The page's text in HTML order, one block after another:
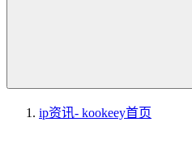
ip资讯- kookeey首页